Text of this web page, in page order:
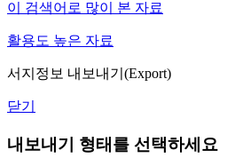
이 검색어로 많이 본 자료
활용도 높은 자료
서지정보 내보내기(Export)
닫기
내보내기 형태를 선택하세요